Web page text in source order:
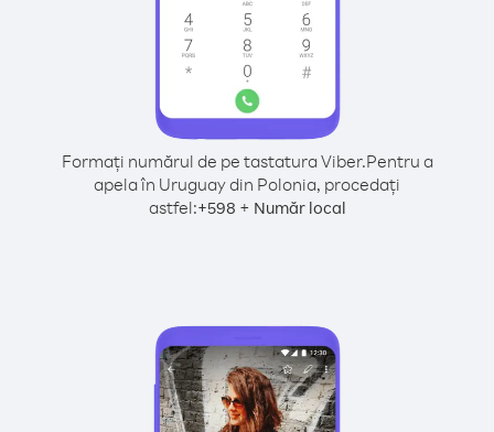
Formați numărul de pe tastatura Viber.Pentru a
apela în Uruguay din Polonia, procedați
astfel:+598 + Număr local